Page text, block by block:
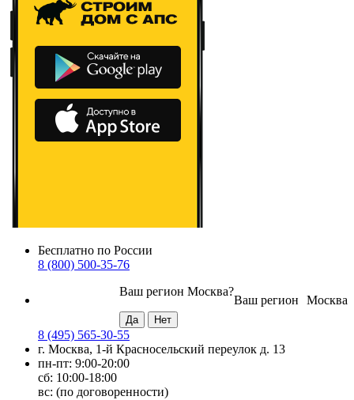
Бесплатно по России
8 (800) 500-35-76
Москва
Ваш регион
Ваш регион Москва?
8 (495) 565-30-55
г. Москва, 1-й Красносельский переулок д. 13
пн-пт: 9:00-20:00
сб: 10:00-18:00
вс: (по договоренности)